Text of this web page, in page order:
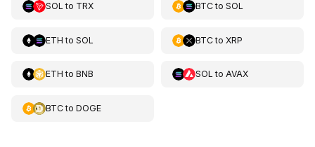
SOL to TRX BTCto SOL
ETH to SOL BTCto XRP
ETH to BNB SOL to AVAX
BTCto DOGE